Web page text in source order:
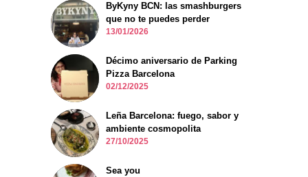
ByKyny BCN: las smashburgers
que no te puedes perder
13/01/2026
Décimo aniversario de Parking
Pizza Barcelona
02/12/2025
Leña Barcelona: fuego, sabor y
ambiente cosmopolita
27/10/2025
Sea you